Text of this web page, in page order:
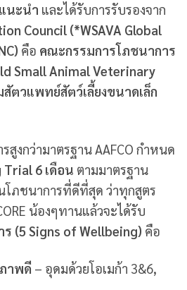
นะนำ และได้รับการรับรองจาก
Council (*WSAVA Global
คือ คณะกรรมการโภชนาการ
Small Animal Veterinary
ตวแพทย์สัตว์เลี้ยงขนาดเล็ก
สูงกว่ามาตรฐาน AAFCO กำหนด
Trial 6 เดือน ตามมาตรฐาน
โภชนาการที่ดีที่สุด ว่าทุกสูตร
น้องๆทานแล้วจะได้รับ
(5 Signs of Wellbeing) คือ
าพดี – อุดมด้วยโอเมก้า 3&6,